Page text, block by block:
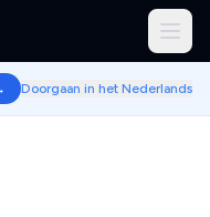
Doorgaan in het Nederlands